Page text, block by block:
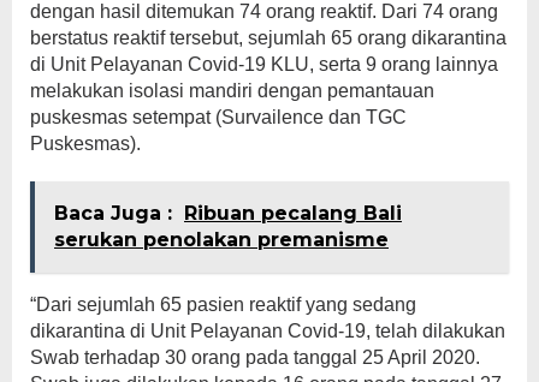
dengan hasil ditemukan 74 orang reaktif. Dari 74 orang
berstatus reaktif tersebut, sejumlah 65 orang dikarantina
di Unit Pelayanan Covid-19 KLU, serta 9 orang lainnya
melakukan isolasi mandiri dengan pemantauan
puskesmas setempat (Survailence dan TGC
Puskesmas).
Baca Juga :
Ribuan pecalang Bali
serukan penolakan premanisme
“Dari sejumlah 65 pasien reaktif yang sedang
dikarantina di Unit Pelayanan Covid-19, telah dilakukan
Swab terhadap 30 orang pada tanggal 25 April 2020.